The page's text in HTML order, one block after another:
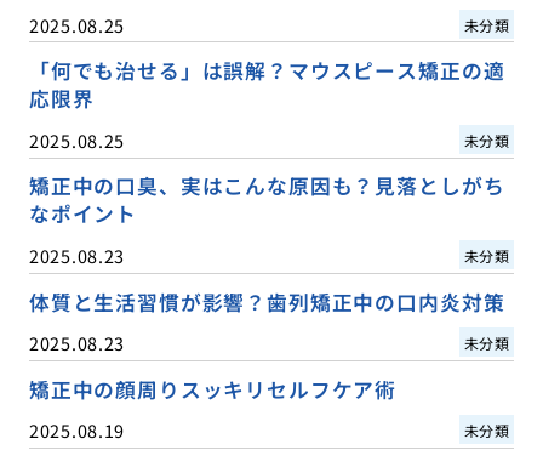
2025.08.25 未分類
「何でも治せる」は誤解？マウスピース矯正の適
応限界
2025.08.25 未分類
矯正中の口臭、実はこんな原因も？見落としがち
なポイント
2025.08.23 未分類
体質と生活習慣が影響？歯列矯正中の口内炎対策
2025.08.23 未分類
矯正中の顔周りスッキリセルフケア術
2025.08.19 未分類